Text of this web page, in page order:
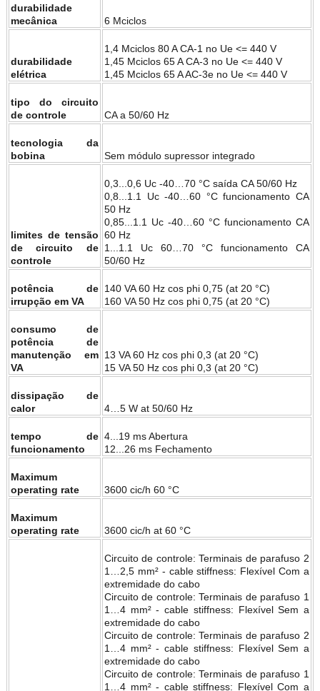
durabilidade
mecânica
6 Mciclos
durabilidade
elétrica
1,4 Mciclos 80 A CA-1 no Ue <= 440 V
1,45 Mciclos 65 A CA-3 no Ue <= 440 V
1,45 Mciclos 65 A AC-3e no Ue <= 440 V
tipo do circuito
de controle
CA a 50/60 Hz
tecnologia da
bobina
Sem módulo supressor integrado
limites de tensão
de circuito de
controle
0,3...0,6 Uc -40…70 °C saída CA 50/60 Hz
0,8...1.1 Uc -40…60 °C funcionamento CA
50 Hz
0,85...1.1 Uc -40…60 °C funcionamento CA
60 Hz
1...1.1 Uc 60…70 °C funcionamento CA
50/60 Hz
potência de
irrupção em VA
140 VA 60 Hz cos phi 0,75 (at 20 °C)
160 VA 50 Hz cos phi 0,75 (at 20 °C)
consumo de
potência de
manutenção em
VA
13 VA 60 Hz cos phi 0,3 (at 20 °C)
15 VA 50 Hz cos phi 0,3 (at 20 °C)
dissipação de
calor
4…5 W at 50/60 Hz
tempo de
funcionamento
4...19 ms Abertura
12...26 ms Fechamento
Maximum
operating rate
3600 cic/h 60 °C
Maximum
operating rate
3600 cic/h at 60 °C
Circuito de controle: Terminais de parafuso 2
1…2,5 mm² - cable stiffness: Flexível Com a
extremidade do cabo
Circuito de controle: Terminais de parafuso 1
1…4 mm² - cable stiffness: Flexível Sem a
extremidade do cabo
Circuito de controle: Terminais de parafuso 2
1…4 mm² - cable stiffness: Flexível Sem a
extremidade do cabo
Circuito de controle: Terminais de parafuso 1
1…4 mm² - cable stiffness: Flexível Com a